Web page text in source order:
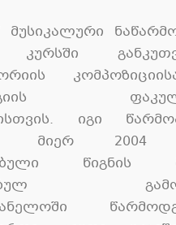
მუსიკალური
კურსში
იგი
მიერ 2004
წიგნის